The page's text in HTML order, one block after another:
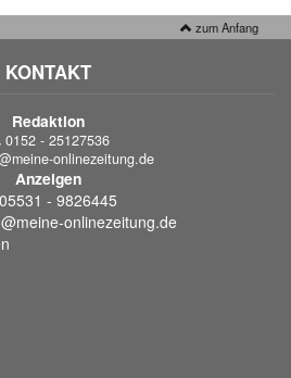
zum Anfang
KONTAKT
Redaktion
0152 - 25127536
onlinezeitung.de
Anzeigen
05531 - 9826445
onlinezeitung.de